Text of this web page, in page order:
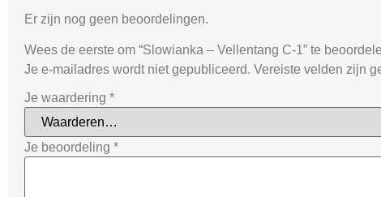
Er zijn nog geen beoordelingen.
Wees de eerste om “Slowianka – Vellentang C-1” te
Je e-mailadres wordt niet gepubliceerd. Vereiste velden zijn
Je waardering *
Je beoordeling *